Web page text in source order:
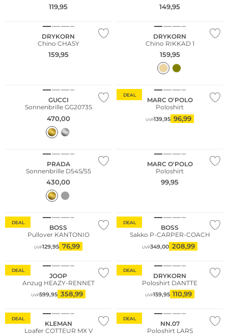
119,95 149,95
DRYKORN
Chino CHASY
159,95
DRYKORN
Chino RIKKAD 1
159,95
GUCCI
Sonnenbrille GG2073S
470,00
DEAL
MARC O'POLO
Poloshirt
UVP139,95 96,99
PRADA
Sonnenbrille D54S/55
430,00
MARC O'POLO
Poloshirt
99,95
DEAL
BOSS
Pullover KANTONIO
UVP129,95 76,99
DEAL
BOSS
Sakko P-CARPER-COACH
UVP349,00 208,99
DEAL
JOOP
Anzug HEAZY-RENNET
UVP599,95 358,99
DEAL
DRYKORN
Poloshirt DANTTE
UVP159,95 110,99
DEAL
KLEMAN
Loafer COTTEUR MX V
DEAL
NN.07
Poloshirt LARS